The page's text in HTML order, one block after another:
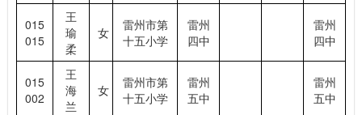
015
015
王
瑜
柔
女
雷州市第
十五小学
雷州
四中
雷州
四中
015
002
王
海
兰
女
雷州市第
十五小学
雷州
五中
雷州
五中